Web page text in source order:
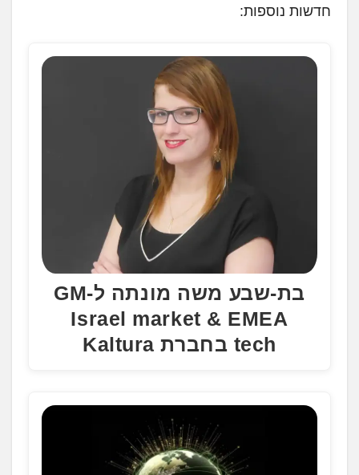
.
חדשות נוספות:
בת-שבע משה מונתה ל-GM
Israel market & EMEA
tech בחברת Kaltura